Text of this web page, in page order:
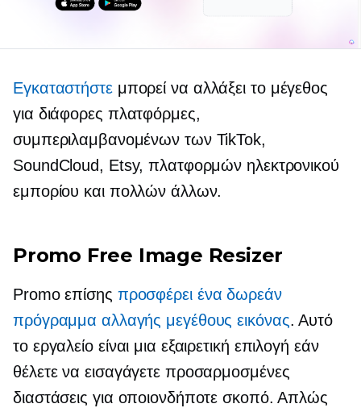
Εγκαταστήστεμπορεί να αλλάξει το μέγεθος
για διάφορες πλατφόρμες,
συμπεριλαμβανομένων των TikTok,
SoundCloud, Etsy, πλατφορμών ηλεκτρονικού
εμπορίου και πολλών άλλων.
Promo Free Image Resizer
Promo επίσης προσφέρει ένα δωρεάν
πρόγραμμα αλλαγής μεγέθους εικόνας. Αυτό
το εργαλείο είναι μια εξαιρετική επιλογή εάν
θέλετε να εισαγάγετε προσαρμοσμένες
διαστάσεις για οποιονδήποτε σκοπό. Απλώς